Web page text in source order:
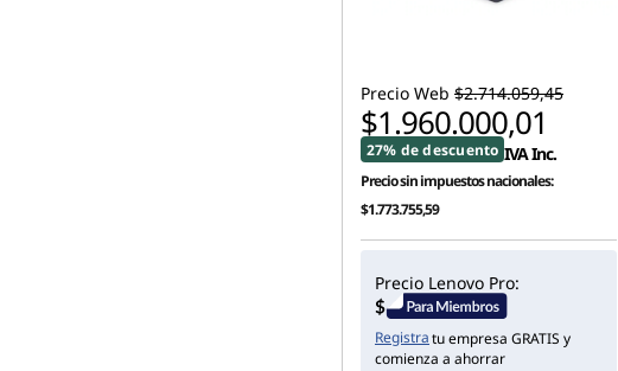
Precio Web $2.714.059,45
$1.960.000,01
27% de descuento IVA Inc.
Precio sin impuestos nacionales:
$1.773.755,59
Precio Lenovo Pro:
Registratu empresa GRATIS y
comienza a ahorrar